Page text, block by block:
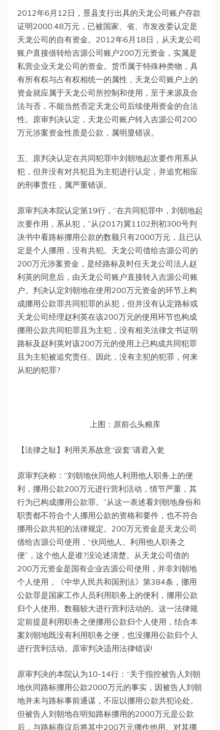
2012年6月12日，景县支行出具的天龙公司账户存款
证明2000.48万元，已被国家、省、市发改委认定是
天龙公司的自有资金。2012年6月18日，从天龙公司
账户直接借转给吉源公司账户200万元资金，实属是
私营企业天龙公司的资金。货币属于特殊种类物，具
有所有权与占有权相统一的属性，天龙公司账户上的
资金就应属于天龙公司所控制和使用，至于来源及合
法与否，不能当然否定天龙公司后续使用资金的合法
性。原审判决认定，天龙公司账户转入吉源公司200
万元涉案资金性质是公款，属明显错误。
五、原判决认定在共同犯罪中刘朝地起次要作用系从
犯，但并没有对共犯且为主犯进行认定，并追究相应
的刑事责任，属严重错误。
原审判决本院认定第19行，“在共同犯罪中，刘朝地起
次要作用，系从犯，”从(2017)冀1102刑初300号判
决书中看路标挪用公款的数额只有2000万元，且已认
定是个人挪用，没有共犯。天龙公司借给吉源公司的
200万元涉案资金，是经路标及时任天龙公司法人赵
利英的同意后，由天龙公司账户直接转入吉源公司账
户。判决认定刘朝地在使用200万元资金的环节上构
成挪用公款罪共同犯罪的从犯，但并没有认定路标或
天龙公司经理赵利英在该200万元的使用环节也构成
挪用公款共同犯罪且为主犯，没有相关法律文书证明
路标及赵利英对该200万元的使用上已构成共同犯罪
且为主犯被追究责任。因此，没有主犯的犯罪，何来
从犯的犯罪?
上图：原前么头粮库
【法律之耻】利用关系故意“设套”请君入瓮
原审判决称：“刘朝地伙同他人利用他人职务上的便
利，挪用公款200万元进行营利活动，情节严重，其
行为已构成挪用公款罪。”从这一表述看刘朝地身份和
职责都不符合个人挪用公款的资格和要件，也不符合
挪用公款共犯的法律规定。200万元资金是天龙公司
借给吉源公司使用，“伙同他人、利用他人职务之
便”，这个他人是谁?没论述清楚。从天龙公司借的
200万元资金是国有企业吉源公司使用，并非刘朝地
个人使用，《中华人民共和国刑法》第384条，挪用
公款罪是国家工作人员利用职务上的便利，挪用公款
归个人使用。数额较大进行营利活动的。这一法律规
定前提是利用职务之便挪用公款归个人使用，结合本
案刘朝地既没有利用职务之便，也没挪用公款归个人
进行营利活动。原审判决适用法律错误!
原审判决的本院认为10-14行：“关于指控被告人刘朝
地伙同路标挪用公款2000万元的事实，因被告人刘朝
地并未与路标事前通谋，不应以挪用公款共犯论处。
但被告人刘朝地在明知路标挪用的2000万元是公款
后，与路标商议后将其中200万元挪作他用。对其挪